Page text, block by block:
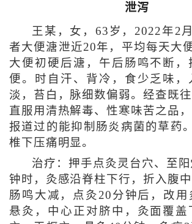
泄泻
王某，女，63岁，2022年2
者大便溏泄近20年，平均每天大
大便初硬后溏，午后肠鸣不断，
便。时自汗、背冷，食少乏味，
淡，苔白，脉细数偏弱。经查既
直服用清热解毒、性寒味苦之品
报道过的能抑制肠炎病菌的草药
椎下压痛明显。
治疗：押手点灸灵台穴、至
钟时，灸感沿脊柱下行，折入腹
肠鸣大减，点灸20分钟后，改用
悬灸，中心正对脐中，灸面覆盖